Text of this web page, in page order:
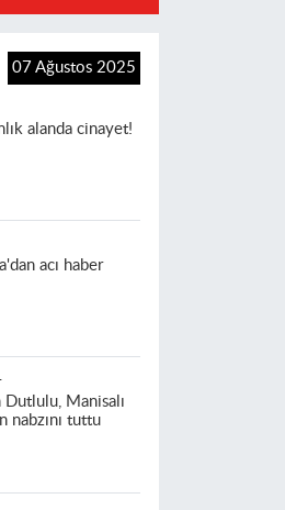
07 Ağustos 2025
alanda cinayet!
acı haber
Dutlulu, Manisalı
nabzını tuttu